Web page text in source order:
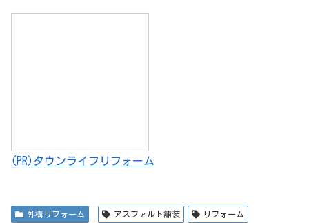
(PR)タウンライフリフォーム
外構リフォーム アスファルト舗装 リフォーム